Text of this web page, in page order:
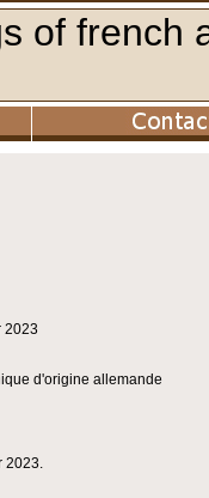
2023
d'origine allemande
2023.